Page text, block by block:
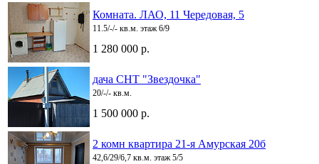
Комната. ЛАО, 11 Чередовая, 5
11.5/-/- кв.м. этаж 6/9
1 280 000 р.
дача СНТ "Звездочка"
20/-/- кв.м.
1 500 000 р.
2 комн квартира 21-я Амурская 20б
42,6/29/6,7 кв.м. этаж 5/5